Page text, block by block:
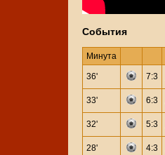
События
Минута
36' 7:3
33' 6:3
32' 5:3
28' 4:3